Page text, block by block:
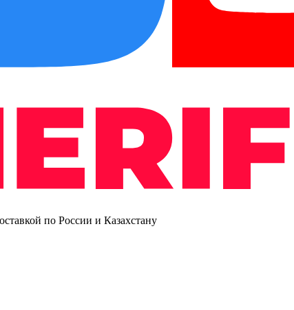
по России и Казахстану